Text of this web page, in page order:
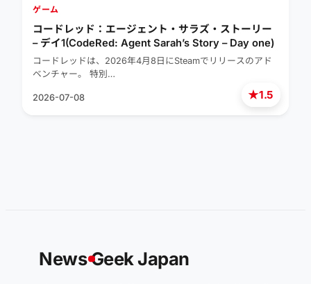
★1.5
ゲーム
コードレッド：エージェント・サラズ・ストーリー
– デイ1(CodeRed: Agent Sarah’s Story – Day one)
コードレッドは、2026年4月8日にSteamでリリースのアド
ベンチャー。 特別…
2026-07-08
NewsGeek Japan